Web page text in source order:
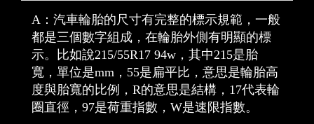
A：汽車輪胎的尺寸有完整的標示規範，一般
都是三個數字組成，在輪胎外側有明顯的標
示。比如說215/55R17 94w，其中215是胎
寬，單位是mm，55是扁平比，意思是輪胎高
度與胎寬的比例，R的意思是結構，17代表輪
圈直徑，97是荷重指數，W是速限指數。